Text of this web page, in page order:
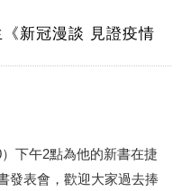
新冠漫談 見證疫情
下午2點為他的新書在捷
發表會，歡迎大家過去捧